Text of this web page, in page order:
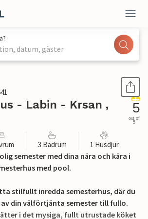
datum, gäster
- Labin - Krsan ,
5
out of
5
3 Badrum 1 Husdjur
semester med dina nära och kära i
med pool.
stilfullt inredda semesterhus, där du
din välförtjänta semester till fullo.
i det mysiga, fullt utrustade köket